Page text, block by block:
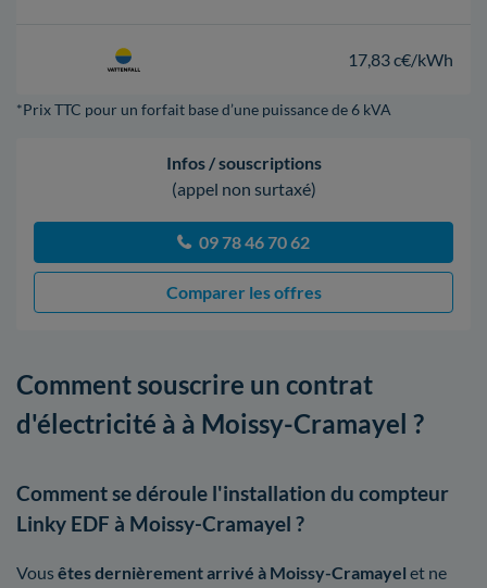
17,83 c€/kWh
*Prix TTC pour un forfait base d’une puissance de 6 kVA
Infos / souscriptions
(appel non surtaxé)
09 78 46 70 62
Comparer les offres
Comment souscrire un contrat
d'électricité à à Moissy-Cramayel ?
Comment se déroule l'installation du compteur
Linky EDF à Moissy-Cramayel ?
Vous êtes dernièrement arrivé à Moissy-Cramayel et ne